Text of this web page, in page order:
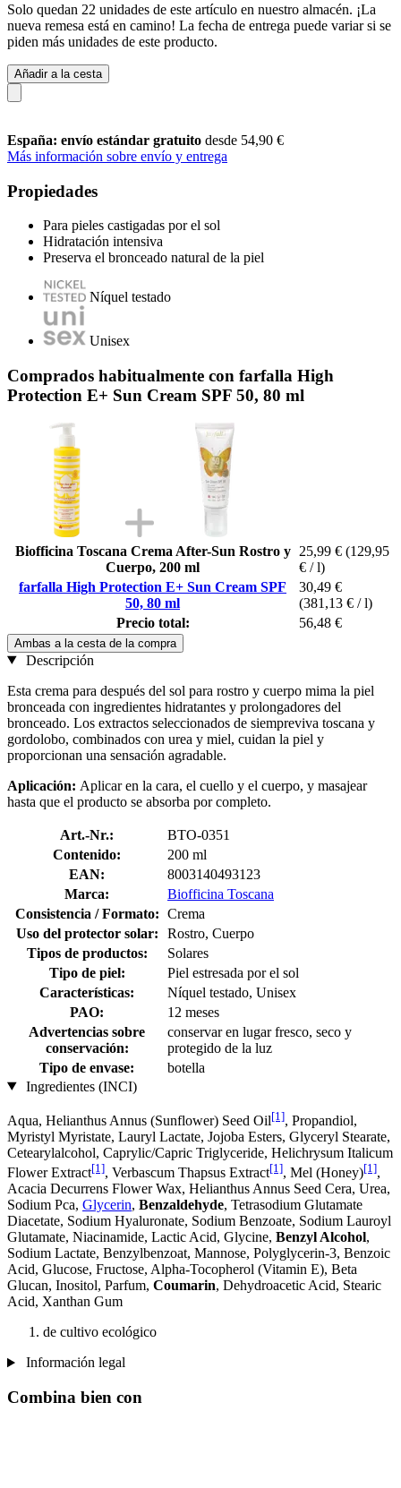
Solo quedan 22 unidades de este artículo en nuestro almacén. ¡La
nueva remesa está en camino! La fecha de entrega puede variar si se
piden más unidades de este producto.
Añadir a la cesta
España: envío estándar gratuito desde 54,90 €
Más información sobre envío y entrega
Propiedades
Para pieles castigadas por el sol
Hidratación intensiva
Preserva el bronceado natural de la piel
Níquel testado
Unisex
Comprados habitualmente con farfalla High
Protection E+ Sun Cream SPF 50, 80 ml
Biofficina Toscana Crema After-Sun Rostro y
Cuerpo, 200 ml
25,99 € (129,95
€ / l)
farfalla High Protection E+ Sun Cream SPF
50, 80 ml
30,49 €
(381,13 € / l)
Precio total:
56,48 €
Ambas a la cesta de la compra
Descripción
Esta crema para después del sol para rostro y cuerpo mima la piel
bronceada con ingredientes hidratantes y prolongadores del
bronceado. Los extractos seleccionados de siempreviva toscana y
gordolobo, combinados con urea y miel, cuidan la piel y
proporcionan una sensación agradable.
Aplicación: Aplicar en la cara, el cuello y el cuerpo, y masajear
hasta que el producto se absorba por completo.
Art.-Nr.:
BTO-0351
Contenido:
200 ml
EAN:
8003140493123
Marca:
Biofficina Toscana
Consistencia / Formato: Crema
Uso del protector solar:
Rostro, Cuerpo
Tipos de productos:
Solares
Tipo de piel:
Piel estresada por el sol
Características:
Níquel testado, Unisex
PAO:
12 meses
Advertencias sobre
conservación:
conservar en lugar fresco, seco y
protegido de la luz
Tipo de envase:
botella
Ingredientes (INCI)
Aqua, Helianthus Annus (Sunflower) Seed Oil[1], Propandiol,
Myristyl Myristate, Lauryl Lactate, Jojoba Esters, Glyceryl Stearate,
Cetearylalcohol, Caprylic/Capric Triglyceride, Helichrysum Italicum
Flower Extract[1], Verbascum Thapsus Extract[1], Mel (Honey)[1],
Acacia Decurrens Flower Wax, Helianthus Annus Seed Cera, Urea,
Sodium Pca, Glycerin, Benzaldehyde, Tetrasodium Glutamate
Diacetate, Sodium Hyaluronate, Sodium Benzoate, Sodium Lauroyl
Glutamate, Niacinamide, Lactic Acid, Glycine, Benzyl Alcohol,
Sodium Lactate, Benzylbenzoat, Mannose, Polyglycerin-3, Benzoic
Acid, Glucose, Fructose, Alpha-Tocopherol (Vitamin E), Beta
Glucan, Inositol, Parfum, Coumarin, Dehydroacetic Acid, Stearic
Acid, Xanthan Gum
de cultivo ecológico
Información legal
Combina bien con